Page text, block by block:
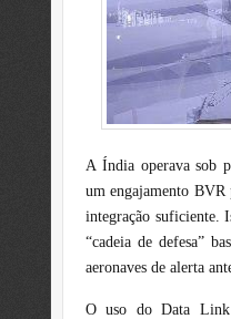
A Índia operava sob
um engajamento BVR
integração suficiente.
“cadeia de defesa”
aeronaves de alerta
O uso do Data Link